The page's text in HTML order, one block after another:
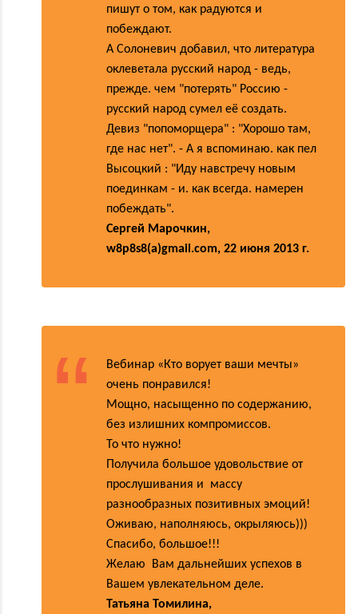
пишут о том, как радуются и
побеждают.
А Солоневич добавил, что литература
оклеветала русский народ - ведь,
прежде. чем "потерять" Россию -
русский народ сумел её создать.
Девиз "попоморщера" : "Хорошо там,
где нас нет". - А я вспоминаю. как пел
Высоцкий : "Иду навстречу новым
поединкам - и. как всегда. намерен
побеждать".
Сергей Марочкин,
w8p8s8(a)gmail.com, 22 июня 2013 г.
Вебинар «Кто ворует ваши мечты»
очень понравился!
Мощно, насыщенно по содержанию,
без излишних компромиссов.
То что нужно!
Получила большое удовольствие от
прослушивания и массу
разнообразных позитивных эмоций!
Оживаю, наполняюсь, окрыляюсь)))
Спасибо, большое!!!
Желаю Вам дальнейших успехов в
Вашем увлекательном деле.
Татьяна Томилина,